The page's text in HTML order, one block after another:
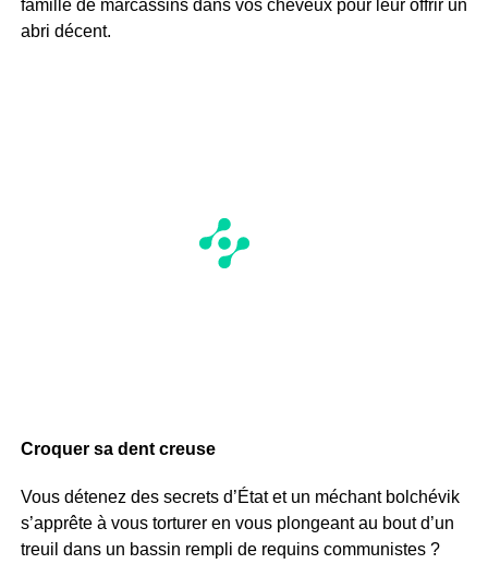
famille de marcassins dans vos cheveux pour leur offrir un
abri décent.
Croquer sa dent creuse
Vous détenez des secrets d’État et un méchant bolchévik
s’apprête à vous torturer en vous plongeant au bout d’un
treuil dans un bassin rempli de requins communistes ?